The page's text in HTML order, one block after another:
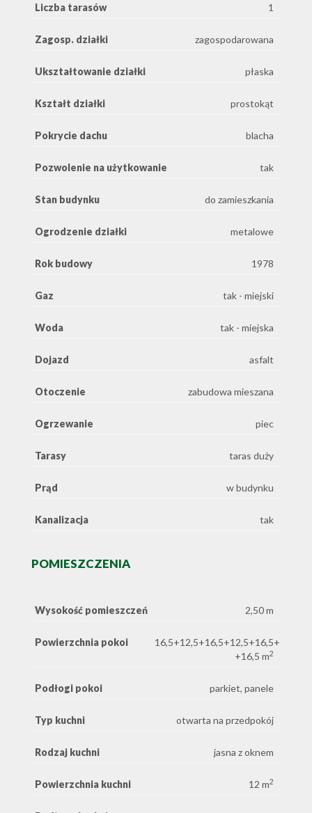
Liczba tarasów 1
Zagosp. działki zagospodarowana
Ukształtowanie działki płaska
Kształt działki prostokąt
Pokrycie dachu blacha
Pozwolenie na użytkowanie tak
Stan budynku do zamieszkania
Ogrodzenie działki metalowe
Rok budowy 1978
Gaz tak - miejski
Woda tak - miejska
Dojazd asfalt
Otoczenie zabudowa mieszana
Ogrzewanie piec
Tarasy taras duży
Prąd w budynku
Kanalizacja tak
POMIESZCZENIA
Wysokość pomieszczeń 2,50 m
Powierzchnia pokoi
16,5+12,5+16,5+12,5+16,5+12,5
+16,5 m2
Podłogi pokoi parkiet, panele
Typ kuchni otwarta na przedpokój
Rodzaj kuchni jasna z oknem
Powierzchnia kuchni 12 m2